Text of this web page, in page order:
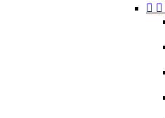
 